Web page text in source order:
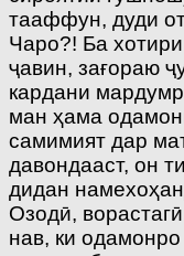
тааффун, дуди
Чаро?! Ба
ҷавин, зағораю
кардани
ман ҳама
самимият дар
давондааст, он
дидан
Озодӣ,
нав, ки